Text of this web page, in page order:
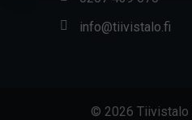
info@tiivistalo.fi
© 2026 Tiivistalo